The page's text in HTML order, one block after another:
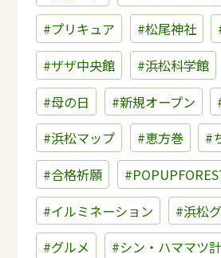
#プリキュア
#松尾神社
#ザザ中央館
#浜松科学館
#母の日
#新規オープン
#浜松マップ
#恵方巻
#
#合格祈願
#イルミネーション
#浜松
#グルメ
#シン・ハママツ